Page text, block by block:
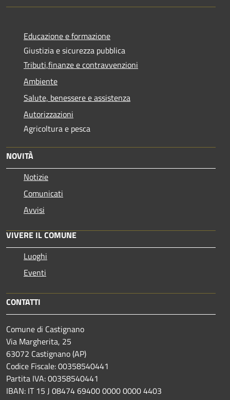
Educazione e formazione
Giustizia e sicurezza pubblica
Tributi,finanze e contravvenzioni
Ambiente
Salute, benessere e assistenza
Autorizzazioni
Agricoltura e pesca
NOVITÀ
Notizie
Comunicati
Avvisi
VIVERE IL COMUNE
Luoghi
Eventi
CONTATTI
Comune di Castignano
Via Margherita, 25
63072 Castignano (AP)
Codice Fiscale: 00358540441
Partita IVA: 00358540441
IBAN: IT 15 J 08474 69400 0000 0000 4403